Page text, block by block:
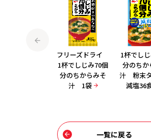
フリーズドライ
1杯でしじみ70個
分のちからみそ
汁 1袋
1杯でし
分のちか
汁 粉末
減塩36
一覧に戻る